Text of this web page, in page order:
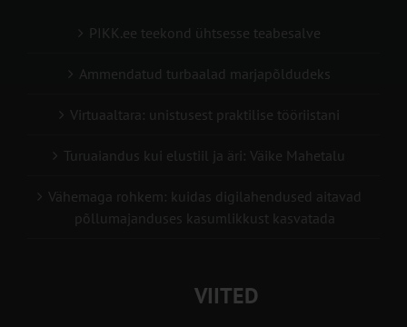
PIKK.ee teekond ühtsesse teabesalve
Ammendatud turbaalad marjapõldudeks
Virtuaaltara: unistusest praktilise tööriistani
Turuaiandus kui elustiil ja äri: Väike Mahetalu
Vähemaga rohkem: kuidas digilahendused aitavad
põllumajanduses kasumlikkust kasvatada
VIITED